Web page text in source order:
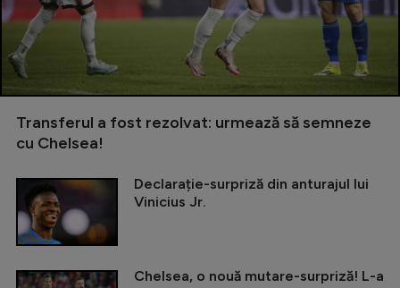
Transferul a fost rezolvat: urmează să semneze
cu Chelsea!
Declarație-surpriză din anturajul lui
Vinicius Jr.
Chelsea, o nouă mutare-surpriză! L-a